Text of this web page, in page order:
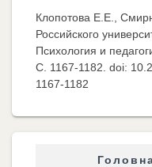
Клопотова Е.Е.,
Российского
Психология и
C. 1167-1182. doi:
1167-1182